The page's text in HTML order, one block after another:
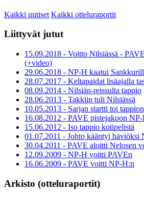
Kaikki uutiset Kaikki otteluraportit
Liittyvät jutut
15.09.2018 - Voitto Nilsiässä -
(+video)
29.06.2018 - NP-H kaatui
28.07.2017 - Keltapaidat lisäajalla
08.09.2014 - Nilsiän-reissulta tappio
28.06.2013 - Takkiin tuli Nilsiässä
10.05.2013 - Sarjan startti toi tappion
16.08.2012 - PAVE pistejakoon
15.06.2012 - Iso tappio kotipelistä
01.07.2011 - Johto kääntyi häviöksi
30.04.2011 - PAVE aloitti Nelosen
12.09.2009 - NP-H voitti PAVEn
16.06.2009 - PAVE voitti NP-H:n
Arkisto (otteluraportit)